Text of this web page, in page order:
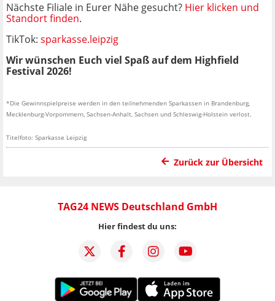
Nächste Filiale in Eurer Nähe gesucht? Hier klicken und
Standort finden.
TikTok: sparkasse.leipzig
Wir wünschen Euch viel Spaß auf dem Highfield
Festival 2026!
*Die Gewinnspielpreise werden in den teilnehmenden Sparkassen in Brandenburg,
Mecklenburg-Vorpommern, Sachsen-Anhalt, Sachsen und Schleswig-Holstein verlost.
Titelfoto: Sparkasse Leipzig
Zurück zur Übersicht
TAG24 NEWS Deutschland GmbH
Hier findest du uns: